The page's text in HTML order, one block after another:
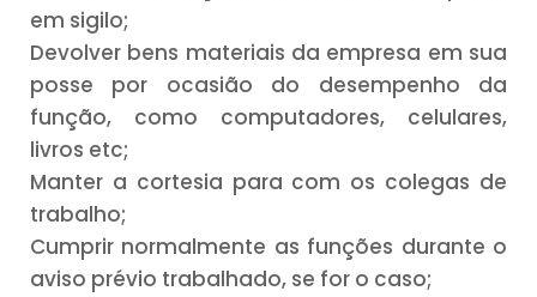
em sigilo;
Devolver bens materiais da empresa em sua
posse por ocasião do desempenho da
função, como computadores, celulares,
livros etc;
Manter a cortesia para com os colegas de
trabalho;
Cumprir normalmente as funções durante o
aviso prévio trabalhado, se for o caso;